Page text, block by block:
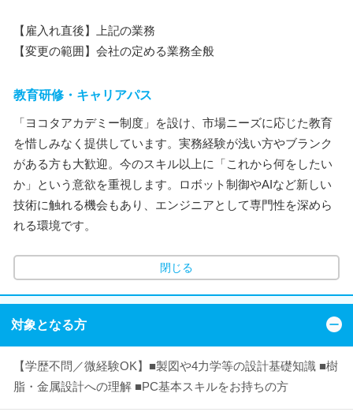
【雇入れ直後】上記の業務
【変更の範囲】会社の定める業務全般
教育研修・キャリアパス
「ヨコタアカデミー制度」を設け、市場ニーズに応じた教育
を惜しみなく提供しています。実務経験が浅い方やブランク
がある方も大歓迎。今のスキル以上に「これから何をしたい
か」という意欲を重視します。ロボット制御やAIなど新しい
技術に触れる機会もあり、エンジニアとして専門性を深めら
れる環境です。
閉じる
対象となる方
【学歴不問／微経験OK】■製図や4力学等の設計基礎知識 ■樹
脂・金属設計への理解 ■PC基本スキルをお持ちの方